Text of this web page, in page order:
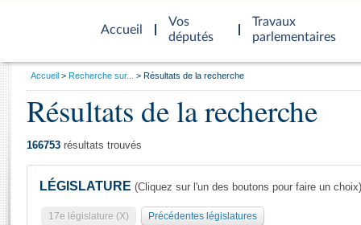
Accueil
d'accueil
Vos
députés
Travaux
parlementaires
Général
Vous
Accueil Recherche sur... Résultats de la recherche
Résultats de la recherche
166753 résultats trouvés
LÉGISLATURE (Cliquez sur l'un des boutons pour faire un choix)
17e législature (X) Précédentes législatures